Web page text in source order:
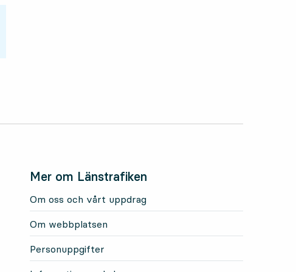
Mer om Länstrafiken
Om oss och vårt uppdrag
Om webbplatsen
Personuppgifter